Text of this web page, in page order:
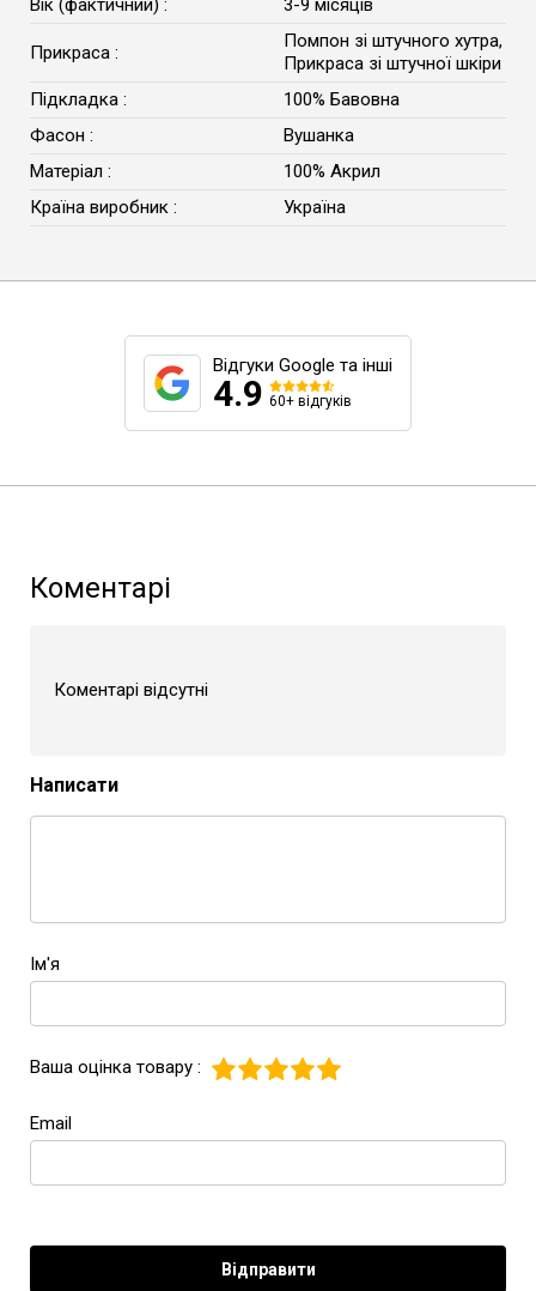
Вік (фактичний) :
3-9 місяців
Прикраса :
Помпон зі штучного хутра,
Прикраса зі штучної шкіри
Підкладка :
100% Бавовна
Фасон :
Вушанка
Матеріал :
100% Акрил
Країна виробник :
Україна
Відгуки Google та інші
4.9 60+ відгуків
Коментарі
Коментарі відсутні
Написати
Ім'я
Ваша оцінка товару :
Email